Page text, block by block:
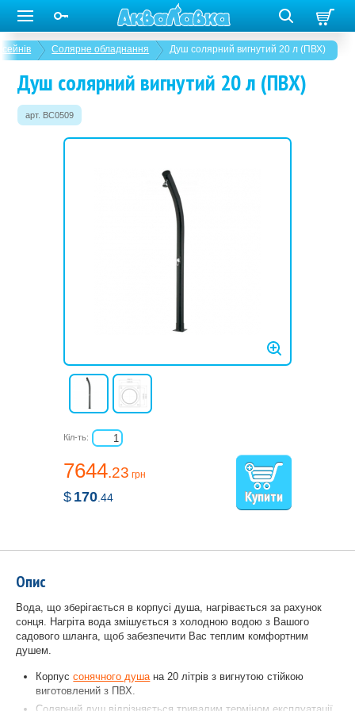
Солярне обладнання Душ солярний вигнутий 20 л (ПВХ)
Душ солярний вигнутий 20 л (ПВХ)
арт. BC0509
7644.23 грн
$ 170 .44
Кіл-ть:
Опис
Вода, що зберігається в корпусі душа, нагрівається за рахунок
сонця. Нагріта вода змішується з холодною водою з Вашого
садового шланга, щоб забезпечити Вас теплим комфортним
душем.
Корпуссонячного душана 20 літрів з вигнутою стійкою
виготовлений з ПВХ.